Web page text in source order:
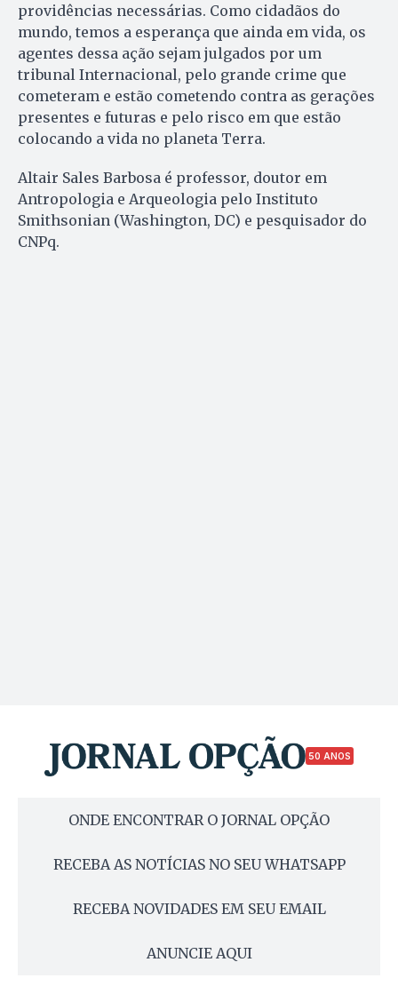
providências necessárias. Como cidadãos do
mundo, temos a esperança que ainda em vida, os
agentes dessa ação sejam julgados por um
tribunal Internacional, pelo grande crime que
cometeram e estão cometendo contra as gerações
presentes e futuras e pelo risco em que estão
colocando a vida no planeta Terra.
Altair Sales Barbosa é professor, doutor em
Antropologia e Arqueologia pelo Instituto
Smithsonian (Washington, DC) e pesquisador do
CNPq.
50 ANOS
ONDE ENCONTRAR O JORNAL OPÇÃO
RECEBA AS NOTÍCIAS NO SEU WHATSAPP
RECEBA NOVIDADES EM SEU EMAIL
ANUNCIE AQUI